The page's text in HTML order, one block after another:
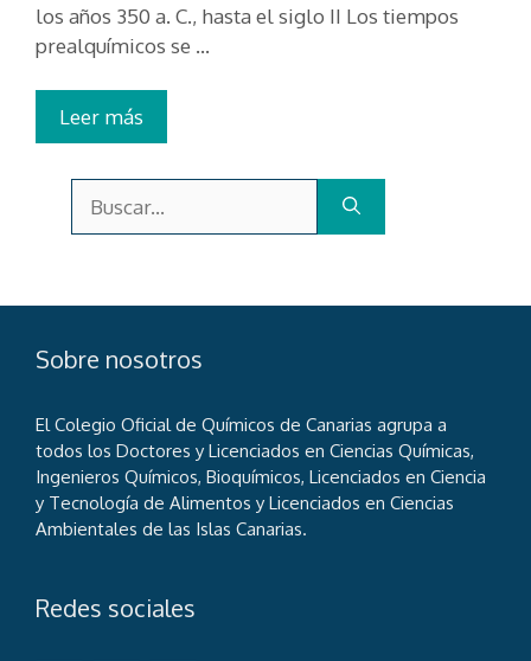
los años 350 a. C., hasta el siglo II Los tiempos
prealquímicos se …
Leer más
Sobre nosotros
El Colegio Oficial de Químicos de Canarias agrupa a
todos los Doctores y Licenciados en Ciencias Químicas,
Ingenieros Químicos, Bioquímicos, Licenciados en Ciencia
y Tecnología de Alimentos y Licenciados en Ciencias
Ambientales de las Islas Canarias.
Redes sociales